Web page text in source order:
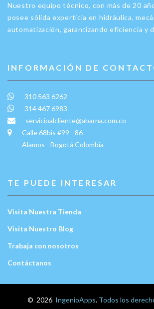
Nuestro equipo técnico, con más de 20
posee sólida experticia en hidráulica,
automatización, garantizando eficiencia y
INFORMACIÓN DE
310 563 6262
314 467 6983
servicioalcliente@abarna.com.co
Calle 68bis #99 - 86
Alamos - Bogotá Colombia
TE PUEDE INTERESAR
Visita Nuestra Tienda
Visita Nuestro Blog
Trabaja con nosotros
Contáctanos
© 2026 IngenioApps. Todos los